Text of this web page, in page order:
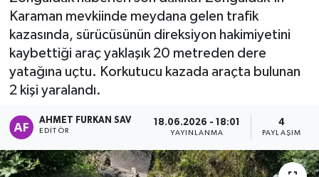
Karaman mevkiinde meydana gelen trafik
kazasında, sürücüsünün direksiyon hakimiyetini
kaybettiği araç yaklaşık 20 metreden dere
yatağına uçtu. Korkutucu kazada araçta bulunan
2 kişi yaralandı.
AHMET FURKAN SAV
EDITÖR
18.06.2026 - 18:01
YAYINLANMA
4
PAYLAŞIM
DÜZCE
EREĞLİ
GÖKÇEBEY
KARABÜK